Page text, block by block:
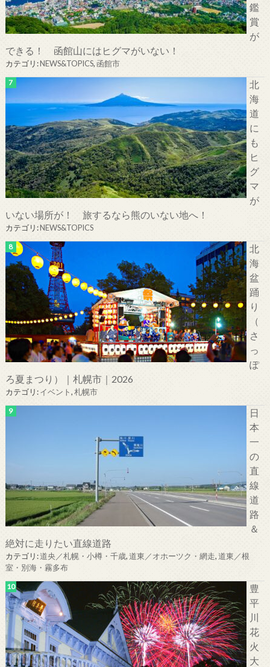
鑑
賞
が
できる！ 函館山にはヒグマがいない！
カテゴリ:NEWS&TOPICS,函館市
北
海
道
に
も
ヒ
グ
マ
が
いない場所が！ 旅するなら熊のいない地へ！
カテゴリ:NEWS&TOPICS
北
海
盆
踊
り
（
さ
っ
ぽ
ろ夏まつり）｜札幌市｜2026
カテゴリ:イベント,札幌市
日
本
一
の
直
線
道
路
＆
絶対に走りたい直線道路
カテゴリ:道央／札幌・小樽・千歳,道東／オホーツク・網走,道東／根
室・別海・霧多布
豊
平
川
花
火
大